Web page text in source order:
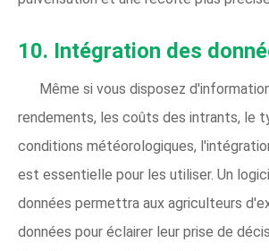
10. Intégration des
Même si vous disposez
rendements, les coûts des intrants, le
conditions météorologiques,
est essentielle pour les utiliser. Un
données permettra aux agriculteurs
données pour éclairer leur prise de